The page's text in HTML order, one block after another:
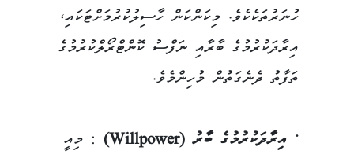
ހުނަރުތަކެކެވެ. މިކަންކަން ހާސިލުކުރުމަށްޓަކައި،
އިރާދަކުރުމުގެ ބާރާއި ނަފްސު ކޮންޓްރޯލްކުރުމުގެ
ތަފާތު ދެނެގަތުން މުހިންމެވެ.
• އިރާދަކުރުމުގެ ބާރު (Willpower)
: މިއީ